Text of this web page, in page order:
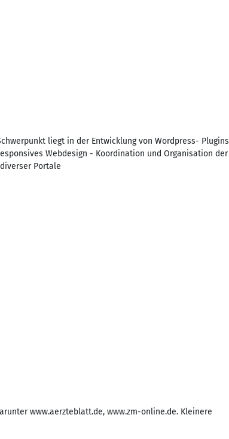
liegt in der Entwicklung von Wordpress- Plugins
Webdesign - Koordination und Organisation der
Portale
www.aerzteblatt.de, www.zm-online.de. Kleinere